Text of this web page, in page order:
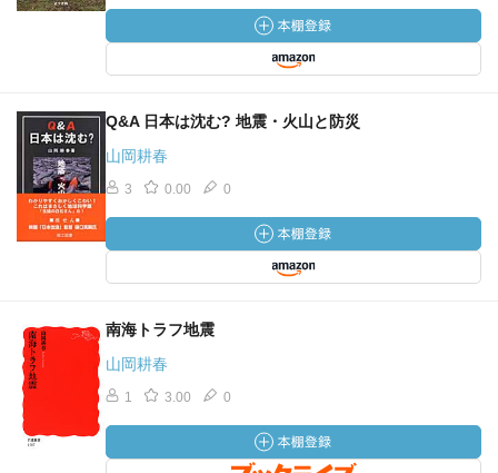
Q&A 日本は沈む? 地震・火山と防災
山岡耕春
3 0.00 0
南海トラフ地震
山岡耕春
1 3.00 0